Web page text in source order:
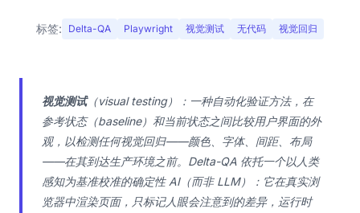
标签: Delta-QA Playwright 视觉测试 无代码 视觉回归
视觉测试（visual testing）：一种自动化验证方法，在
参考状态（baseline）和当前状态之间比较用户界面的外
观，以检测任何视觉回归——颜色、字体、间距、布局
——在其到达生产环境之前。Delta-QA 依托一个以人类
感知为基准校准的确定性 AI（而非 LLM）：它在真实浏
览器中渲染页面，只标记人眼会注意到的差异，运行时